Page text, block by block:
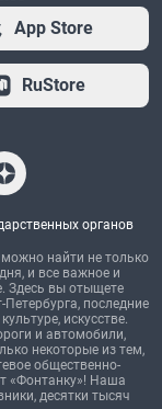
App Store
RuStore
органов
можно найти не только
и все важное и
Здесь вы отыщете
последние
искусстве.
и автомобили,
некоторые из тем,
общественно-
«Фонтанку»! Наша
десятки тысяч